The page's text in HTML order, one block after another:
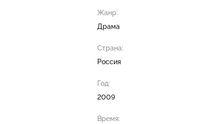
Жанр:
Драма
Страна:
Россия
Год:
2009
Время: